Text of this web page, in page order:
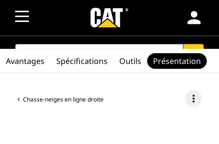
person
SEARCH search
Chasse-neiges en ligne droite more_vert
Avantages Spécifications Outils Présentation